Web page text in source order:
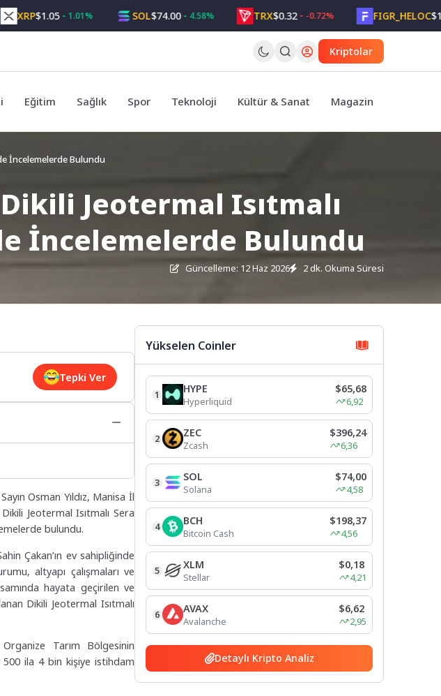
$1.05 1.01% SOL$74.00 4.58% TRX$0.32 -0.72% FIGR_HELOC$1.05
Kriptolar
Eğitim Sağlık Spor Teknoloji Kültür & Sanat Magazin
İncelemelerde Bulundu
Dikili Jeotermal Isıtmalı
İncelemelerde Bulundu
Güncelleme: 12 Haz 2026 2 dk. Okuma Süresi
Tepki Ver
Osman Yıldız, Manisa İl
Jeotermal Isıtmalı Sera
bulundu.
Çakan’ın ev sahipliğinde
altyapı çalışmaları ve
hayata geçirilen ve
Dikili Jeotermal Isıtmalı
Tarım Bölgesinin
500 ila 4 bin kişiye istihdam
Yükselen Coinler
1 HYPE
Hyperliquid
$65,68
6,92
2 ZEC
Zcash
$396,24
6,36
3 SOL
Solana
$74,00
4,58
4 BCH
Bitcoin Cash
$198,37
4,56
5 XLM
Stellar
$0,18
4,21
6 AVAX
Avalanche
$6,62
2,95
Detaylı Kripto Analiz